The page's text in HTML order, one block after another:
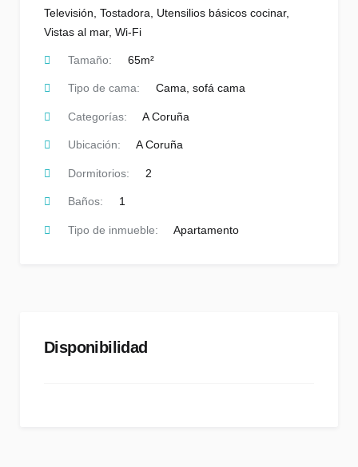
Televisión Tostadora Utensilios básicos cocinar,
Vistas al mar, Wi-Fi
Tamaño: 65m²
Tipo de cama: Cama, sofá cama
Categorías: A Coruña
Ubicación: A Coruña
Dormitorios: 2
Baños: 1
Tipo de inmueble: Apartamento
Disponibilidad